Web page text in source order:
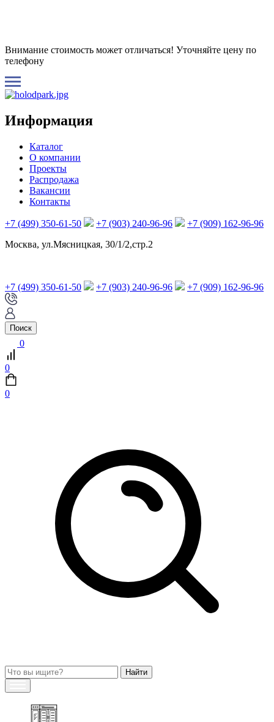
Внимание стоимость может отличаться! Уточняйте цену по
телефону
Информация
Каталог
О компании
Проекты
Распродажа
Вакансии
Контакты
+7 (499) 350-61-50 +7 (903) 240-96-96
+7 (909) 162-96-96
Москва, ул.Мясницкая, 30/1/2,стр.2
+7 (499) 350-61-50 +7 (903) 240-96-96 +7 (909) 162-96-96
Поиск
0
0
0